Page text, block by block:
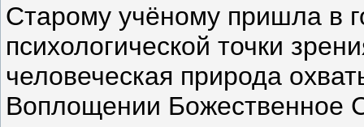
Старому учёному пришла в
психологической точки
человеческая природа
Воплощении Божественное